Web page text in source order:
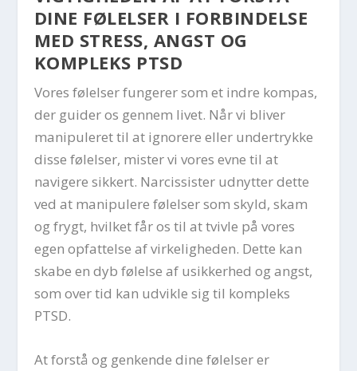
DINE FØLELSER I FORBINDELSE
MED STRESS, ANGST OG
KOMPLEKS PTSD
Vores følelser fungerer som et indre kompas,
der guider os gennem livet. Når vi bliver
manipuleret til at ignorere eller undertrykke
disse følelser, mister vi vores evne til at
navigere sikkert. Narcissister udnytter dette
ved at manipulere følelser som skyld, skam
og frygt, hvilket får os til at tvivle på vores
egen opfattelse af virkeligheden. Dette kan
skabe en dyb følelse af usikkerhed og angst,
som over tid kan udvikle sig til kompleks
PTSD.
At forstå og genkende dine følelser er